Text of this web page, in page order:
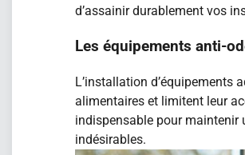
d’assainir durablement vos
Les équipements anti-
L’installation d’équipements
alimentaires et limitent leur
indispensable pour maintenir
indésirables.